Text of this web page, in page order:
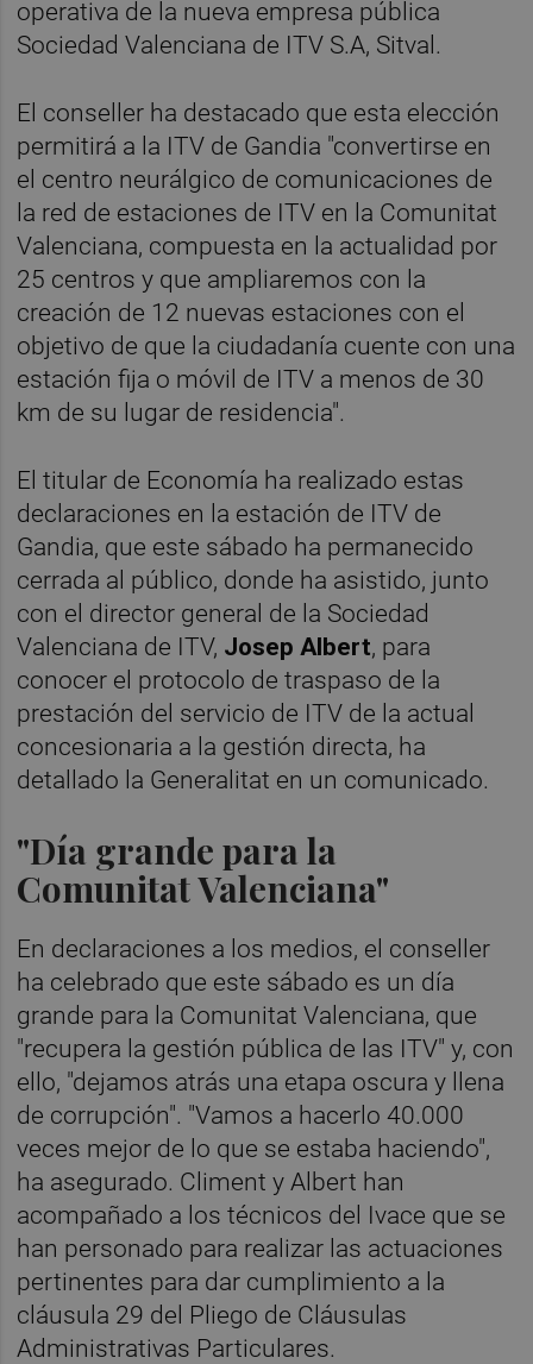
operativa de la nueva empresa pública
Sociedad Valenciana de ITV S.A, Sitval.
El conseller ha destacado que esta elección
permitirá a la ITV de Gandia "convertirse en
el centro neurálgico de comunicaciones de
la red de estaciones de ITV en la Comunitat
Valenciana, compuesta en la actualidad por
25 centros y que ampliaremos con la
creación de 12 nuevas estaciones con el
objetivo de que la ciudadanía cuente con una
estación fija o móvil de ITV a menos de 30
km de su lugar de residencia".
El titular de Economía ha realizado estas
declaraciones en la estación de ITV de
Gandia, que este sábado ha permanecido
cerrada al público, donde ha asistido, junto
con el director general de la Sociedad
Valenciana de ITV, Josep Albert, para
conocer el protocolo de traspaso de la
prestación del servicio de ITV de la actual
concesionaria a la gestión directa, ha
detallado la Generalitat en un comunicado.
"Día grande para la
Comunitat Valenciana"
En declaraciones a los medios, el conseller
ha celebrado que este sábado es un día
grande para la Comunitat Valenciana, que
"recupera la gestión pública de las ITV" y, con
ello, "dejamos atrás una etapa oscura y llena
de corrupción". "Vamos a hacerlo 40.000
veces mejor de lo que se estaba haciendo",
ha asegurado. Climent y Albert han
acompañado a los técnicos del Ivace que se
han personado para realizar las actuaciones
pertinentes para dar cumplimiento a la
cláusula 29 del Pliego de Cláusulas
Administrativas Particulares.